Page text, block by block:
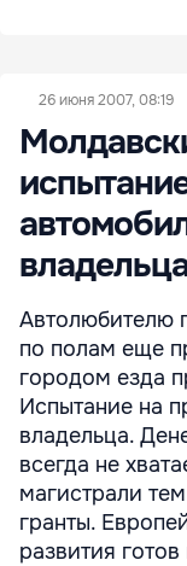
26 июня 2007, 08:19
Автолюбителю
по полам еще
городом езда
Испытание на
владельца.
всегда не
магистрали
гранты.
развития